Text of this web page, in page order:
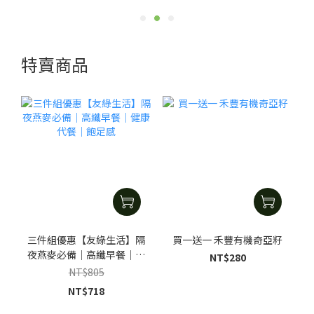
特賣商品
三件組優惠【友綠生活】隔
夜燕麥必備｜高纖早餐｜健
康代餐｜飽足感
NT$805
NT$718
買一送一 禾豐有機奇亞籽
NT$280